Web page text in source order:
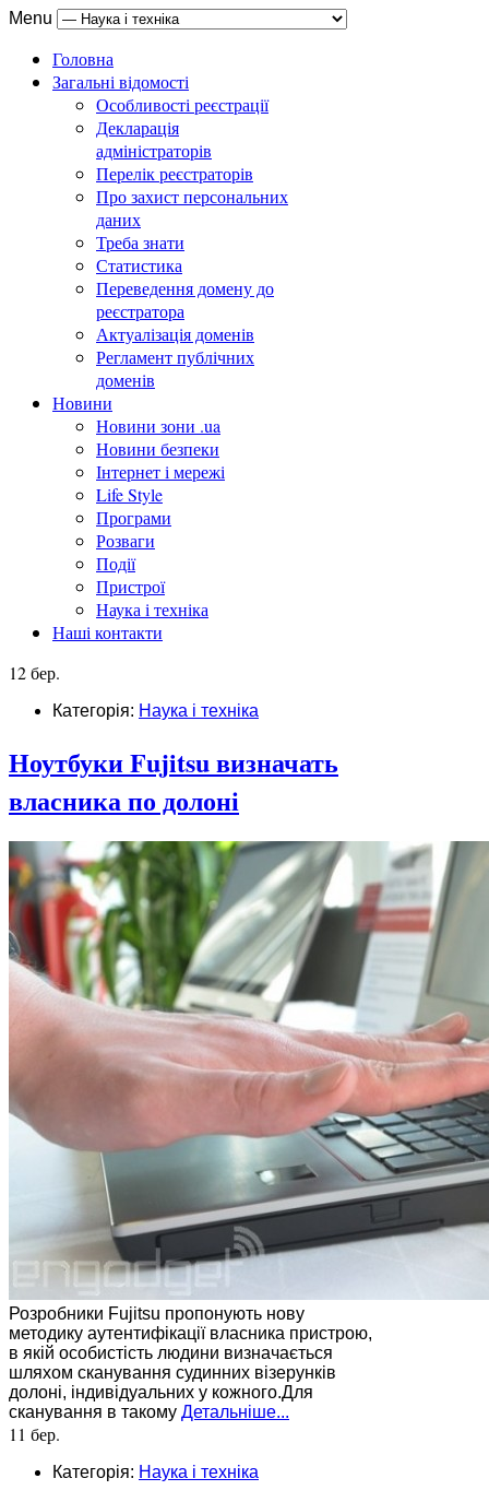
Menu
Головна
Загальні відомості
Особливості реєстрації
Декларація
адміністраторів
Перелік реєстраторів
Про захист персональних
даних
Треба знати
Статистика
Переведення домену до
реєстратора
Актуалізація доменів
Регламент публічних
доменів
Новини
Новини зони .ua
Новини безпеки
Інтернет і мережі
Life Style
Програми
Розваги
Події
Пристрої
Наука і техніка
Наші контакти
12 бер.
Категорія: Наука і техніка
Ноутбуки Fujitsu визначать
власника по долоні
Розробники Fujitsu пропонують нову
методику аутентифікації власника пристрою,
в якій особистість людини визначається
шляхом сканування судинних візерунків
долоні, індивідуальних у кожного.Для
сканування в такому Детальніше...
11 бер.
Категорія: Наука і техніка